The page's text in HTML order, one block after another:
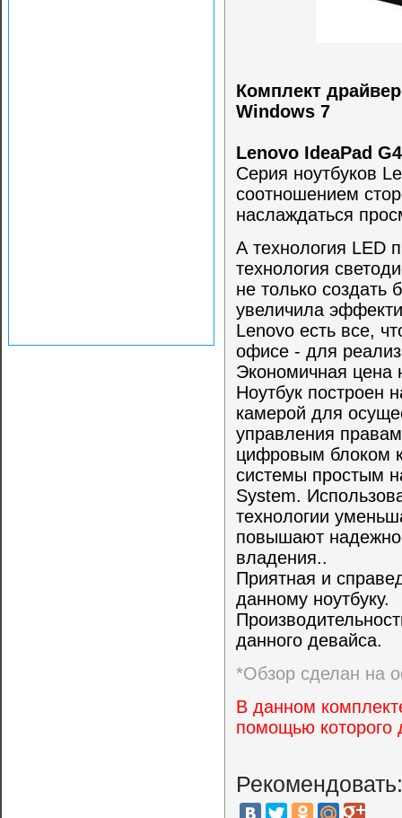
Комплект
Windows 7
Lenovo IdeaPad
Серия ноутбуков
соотношением
наслаждаться
А технология LED
технология
не только создать
увеличила
Lenovo есть все,
офисе - для
Экономичная цена
Ноутбук построен
камерой для
управления
цифровым блоком
системы простым
System.
технологии
повышают
владения..
Приятная и
данному ноутбуку.
данного девайса.
*Обзор сделан на
В данном
помощью которого